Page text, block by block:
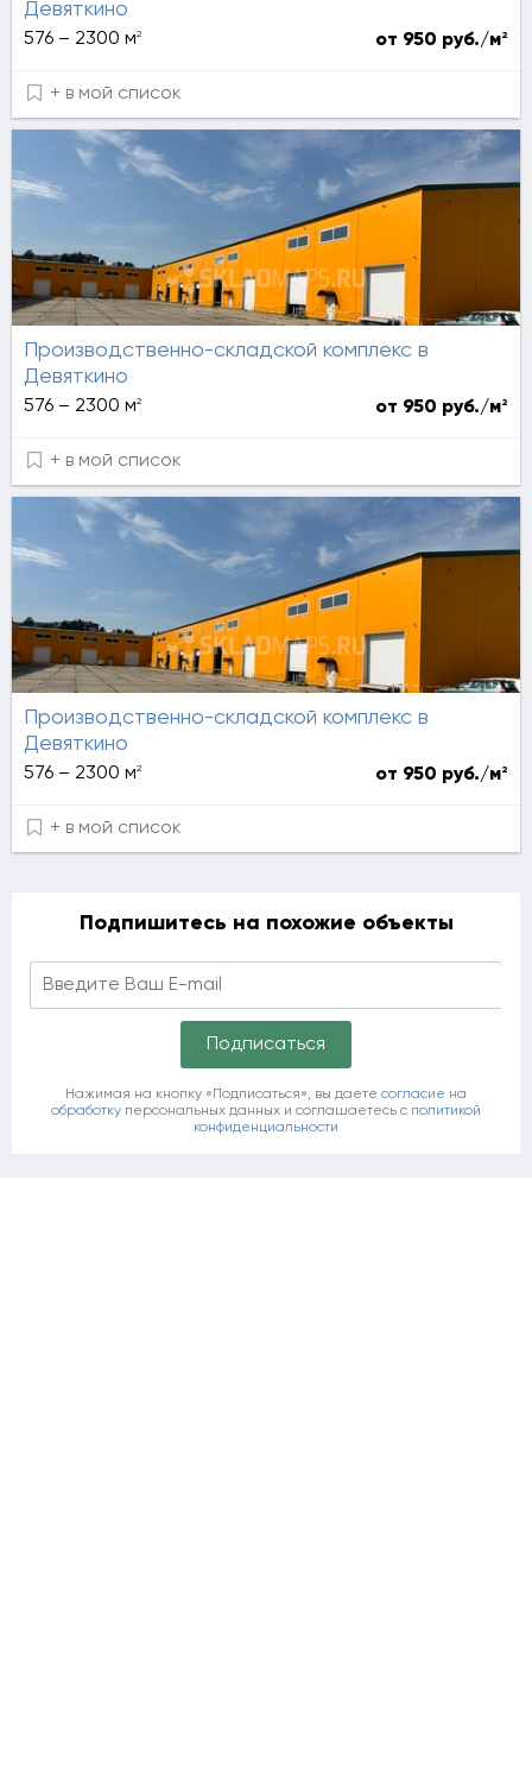
Девяткино
576 – 2300 м2 от 950 руб./м2
+ в мой список
Производственно-складской комплекс в
Девяткино
576 – 2300 м2 от 950 руб./м2
+ в мой список
Производственно-складской комплекс в
Девяткино
576 – 2300 м2 от 950 руб./м2
+ в мой список
Подпишитесь на похожие объекты
Нажимая на кнопку «Подписаться», вы даете согласие на
обработку персональных данных и соглашаетесь c политикой
конфиденциальности